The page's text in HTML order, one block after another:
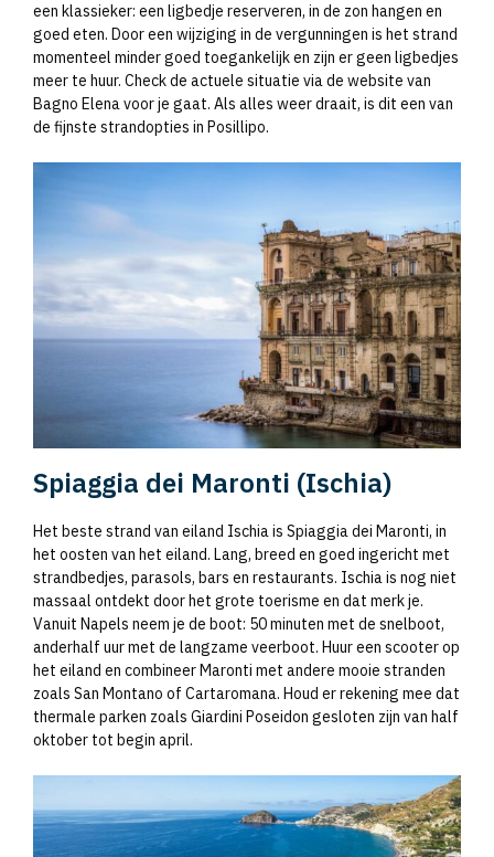
een klassieker: een ligbedje reserveren, in de zon hangen en
goed eten. Door een wijziging in de vergunningen is het strand
momenteel minder goed toegankelijk en zijn er geen ligbedjes
meer te huur. Check de actuele situatie via de website van
Bagno Elena voor je gaat. Als alles weer draait, is dit een van
de fijnste strandopties in Posillipo.
Spiaggia dei Maronti (Ischia)
Het beste strand van eiland Ischia is Spiaggia dei Maronti, in
het oosten van het eiland. Lang, breed en goed ingericht met
strandbedjes, parasols, bars en restaurants. Ischia is nog niet
massaal ontdekt door het grote toerisme en dat merk je.
Vanuit Napels neem je de boot: 50 minuten met de snelboot,
anderhalf uur met de langzame veerboot. Huur een scooter op
het eiland en combineer Maronti met andere mooie stranden
zoals San Montano of Cartaromana. Houd er rekening mee dat
thermale parken zoals Giardini Poseidon gesloten zijn van half
oktober tot begin april.